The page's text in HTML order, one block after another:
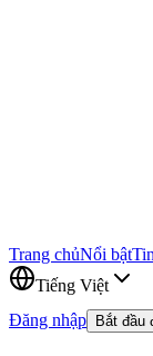
Trang chủNổi bật
Tiếng Việt
Đăng nhập
Bắt đầu